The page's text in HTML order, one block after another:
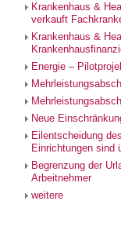
Krankenhaus &
verkauft
Krankenhaus &
Energie –
Neue
Eilentscheidung
Einrichtungen sind
Begrenzung der
Arbeitnehmer
weitere